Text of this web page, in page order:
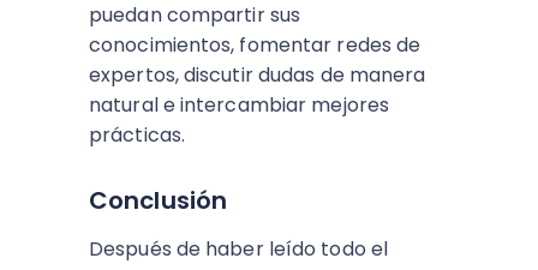
puedan compartir sus
conocimientos, fomentar redes de
expertos, discutir dudas de manera
natural e intercambiar mejores
prácticas.
Conclusión
Después de haber leído todo el